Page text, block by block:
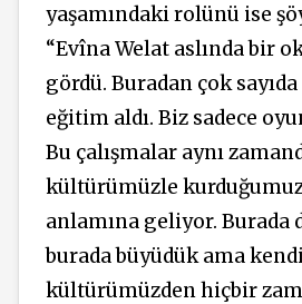
yaşamındaki rolünü ise
“Evîna Welat aslında bir
gördü. Buradan çok
eğitim aldı. Biz sadece
Bu çalışmalar aynı
kültürümüzle
anlamına geliyor. Burada
burada büyüdük ama
kültürümüzden hiçbir